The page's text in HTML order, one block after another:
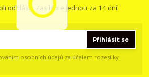
odhlásit. Zasíláme jednou za 14 dní.
Přihlásit se
osobních údajů za účelem rozesílky